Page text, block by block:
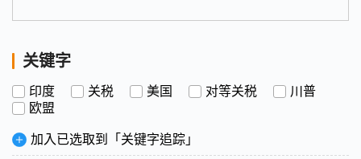
关键字
印度 关税 美国 对等关税
川普
欧盟
加入已选取到「关键字追踪」